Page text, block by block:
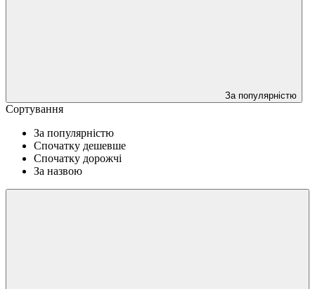
За популярністю
Сортування
За популярністю
Спочатку дешевше
Спочатку дорожчі
За назвою